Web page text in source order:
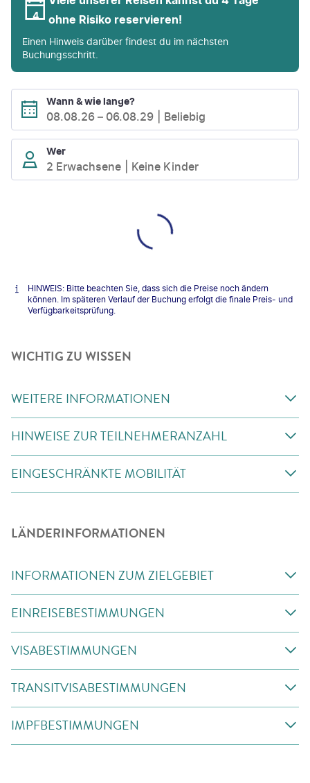
ohne Risiko reservieren!
Einen Hinweis darüber findest du im nächsten
Buchungsschritt.
Wann & wie lange?
08.08.26 – 06.08.29 Beliebig
Wer
2 Erwachsene Keine Kinder
HINWEIS: Bitte beachten Sie, dass sich die Preise noch ändern
können. Im späteren Verlauf der Buchung erfolgt die finale Preis- und
Verfügbarkeitsprüfung.
WICHTIG ZU WISSEN
WEITERE INFORMATIONEN
HINWEISE ZUR TEILNEHMERANZAHL
EINGESCHRÄNKTE MOBILITÄT
LÄNDERINFORMATIONEN
INFORMATIONEN ZUM ZIELGEBIET
EINREISEBESTIMMUNGEN
VISABESTIMMUNGEN
TRANSITVISABESTIMMUNGEN
IMPFBESTIMMUNGEN